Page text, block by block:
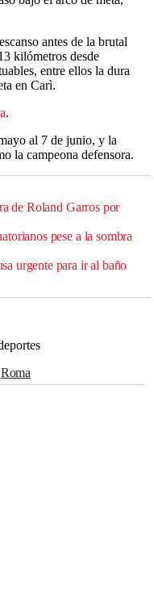
antes de la brutal
kilómetros desde
entre ellos la dura
en Carì.
.
al 7 de junio, y la
la campeona defensora.
de Roland Garros por
pese a la sombra
urgente para ir al baño
Roma